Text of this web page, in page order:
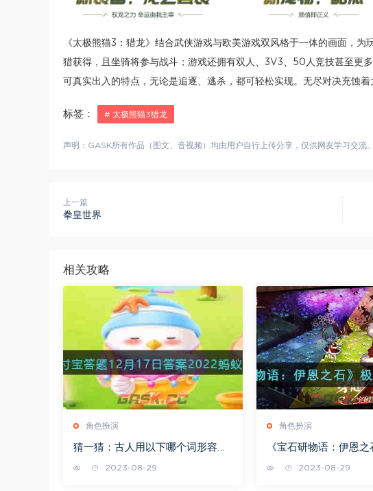
《太极熊猫3：猎龙》结合武侠游戏与欧美游戏双风格于一体的画面，
猎获得，且坐骑将参与战斗；游戏还拥有双人、3V3、50人竞技甚至更
可真实出入的特点，无论是追逐、逃杀，都可轻松实现。无尽对决充蚀着
标签： # 太极熊猫3猎龙
声明：GASK所有作品（图文、音视频）均由用户自行上传分享，仅供网友学习交
上一篇
拳皇世界
相关攻略
角色扮演
猜一猜：古人用以下哪个词形容发
2023-08-29
角色扮演
《宝石研物语：伊恩之
2023-08-29